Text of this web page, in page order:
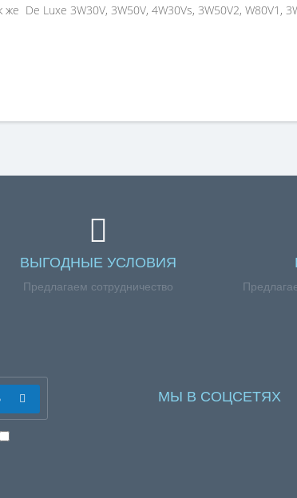
De Luxe 3W30V, 3W50V, 4W30Vs, 3W50V2, W80V1,
ВЫГОДНЫЕ УСЛОВИЯ
Предлагаем сотрудничество
МЫ В СОЦСЕТЯХ